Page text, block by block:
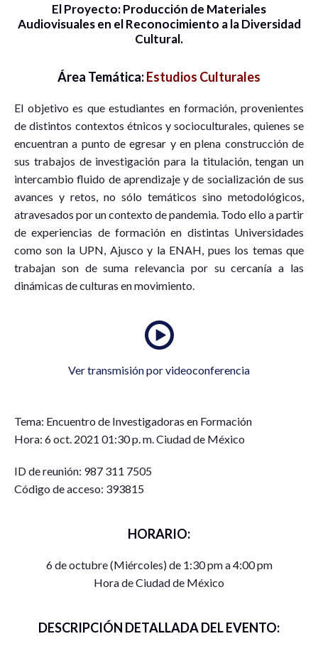
El Proyecto: Producción de Materiales
Audiovisuales en el Reconocimiento a la Diversidad
Cultural.
Área Temática:Estudios Culturales
El objetivo es que estudiantes en formación, provenientes
de distintos contextos étnicos y socioculturales, quienes se
encuentran a punto de egresar y en plena construcción de
sus trabajos de investigación para la titulación, tengan un
intercambio fluido de aprendizaje y de socialización de sus
avances y retos, no sólo temáticos sino metodológicos,
atravesados por un contexto de pandemia. Todo ello a partir
de experiencias de formación en distintas Universidades
como son la UPN, Ajusco y la ENAH, pues los temas que
trabajan son de suma relevancia por su cercanía a las
dinámicas de culturas en movimiento.
Ver transmisión por videoconferencia
Tema: Encuentro de Investigadoras en Formación
Hora: 6 oct. 2021 01:30 p. m. Ciudad de México
ID de reunión: 987 311 7505
Código de acceso: 393815
HORARIO:
6 de octubre (Miércoles) de 1:30 pm a 4:00 pm
Hora de Ciudad de México
DESCRIPCIÓN DETALLADA DEL EVENTO: